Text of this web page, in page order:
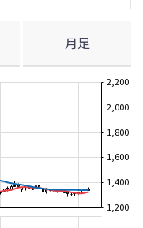
月足
1,200
1,400
1,600
1,800
2,000
2,200